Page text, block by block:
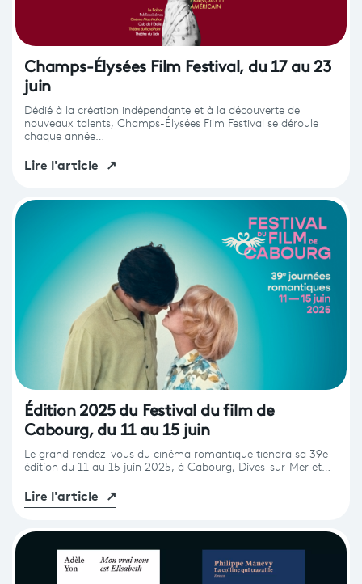
Champs-Élysées Film Festival, du 17 au 23
juin
Dédié à la création indépendante et à la découverte de
nouveaux talents, Champs-Élysées Film Festival se déroule
chaque année…
Lire l'article ↗
Édition 2025 du Festival du film de
Cabourg, du 11 au 15 juin
Le grand rendez-vous du cinéma romantique tiendra sa 39e
édition du 11 au 15 juin 2025, à Cabourg, Dives-sur-Mer et…
Lire l'article ↗